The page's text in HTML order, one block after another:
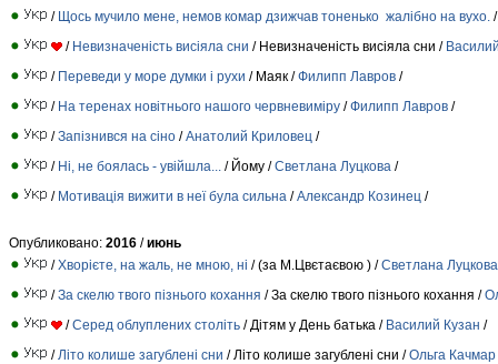
/ Щось мучило мене, немов комар дзижчав тоненько жалібно на вухо.
/ Невизначеність висіяла сни / Невизначеність висіяла сни /
/ Переведи у море думки і рухи / Маяк /Филипп Лавров /
/ На теренах новітнього нашого червневиміру /Филипп Лавров /
/Запізнився на сіно /Анатолий Криловец /
/ Ні, не боялась - увійшла... / Йому /Светлана Луцкова /
/ Мотивація вижити в неї була сильна /Александр Козинец /
Опубликовано: 2016 /июнь
/Хворієте, на жаль, не мною, ні / (за М.Цвєтаєвою ) /Светлана Луцкова
/За скелю твого пізнього кохання / За скелю твого пізнього кохання /
/Серед облуплених століть / Дітям у День батька / Василий Кузан /
/ Літо колише загублені сни / Літо колише загублені сни /Ольга Качмар